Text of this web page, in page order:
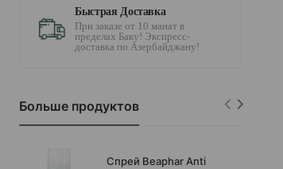
Быстрая Доставка
При заказе от 10 манат в
пределах Баку! Экспресс-
доставка по Азербайджану!
Больше продуктов
Спрей Beaphar Anti